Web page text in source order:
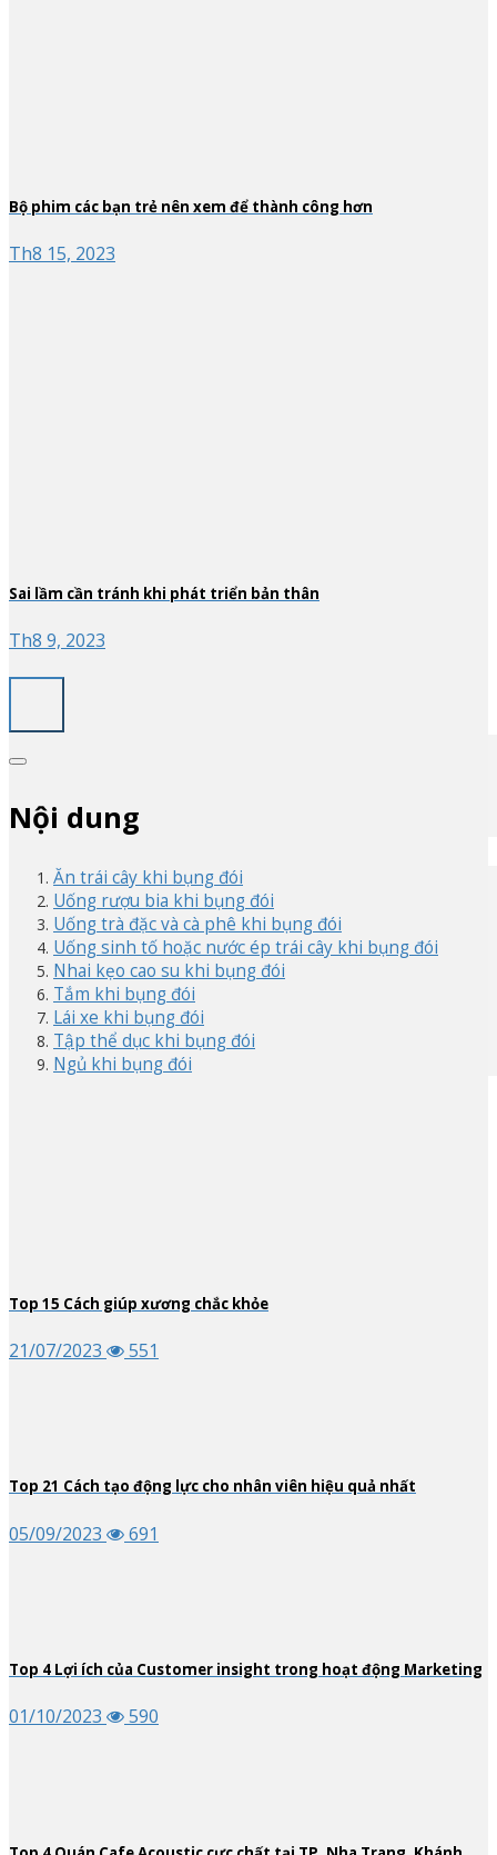
Bộ phim các bạn trẻ nên xem để thành công hơn
Th8 15, 2023
Sai lầm cần tránh khi phát triển bản thân
Th8 9, 2023
Nội dung
Ăn trái cây khi bụng đói
Uống rượu bia khi bụng đói
Uống trà đặc và cà phê khi bụng đói
Uống sinh tố hoặc nước ép trái cây khi bụng đói
Nhai kẹo cao su khi bụng đói
Tắm khi bụng đói
Lái xe khi bụng đói
Tập thể dục khi bụng đói
Ngủ khi bụng đói
Top 15 Cách giúp xương chắc khỏe
21/07/2023 551
Top 21 Cách tạo động lực cho nhân viên hiệu quả nhất
05/09/2023 691
Top 4 Lợi ích của Customer insight trong hoạt động Marketing
01/10/2023 590